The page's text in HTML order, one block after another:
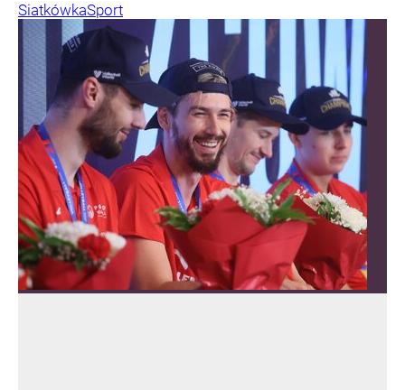
SiatkówkaSport